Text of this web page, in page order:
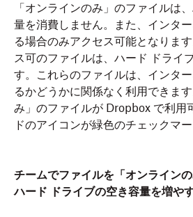
「オンラインのみ」のファイルは
量を消費しません。また、インタ
る場合のみアクセス可能となりま
ス可のファイルは、ハード ドライ
す。これらのファイルは、インタ
るかどうかに関係なく利用できま
み」のファイルが Dropbox で利用
ドのアイコンが緑色のチェックマ
チームでファイルを「オンラインの
ハード ドライブの空き容量を増や